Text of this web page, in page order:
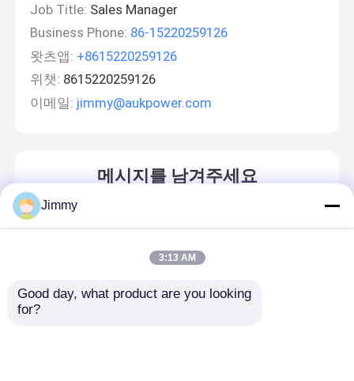
Job Title: Sales Manager
Business Phone: 86-15220259126
왓츠앱: +8615220259126
위챗: 8615220259126
이메일: jimmy@aukpower.com
메시지를 남겨주세요
Jimmy
3:13 AM
Good day, what product are you looking
for?